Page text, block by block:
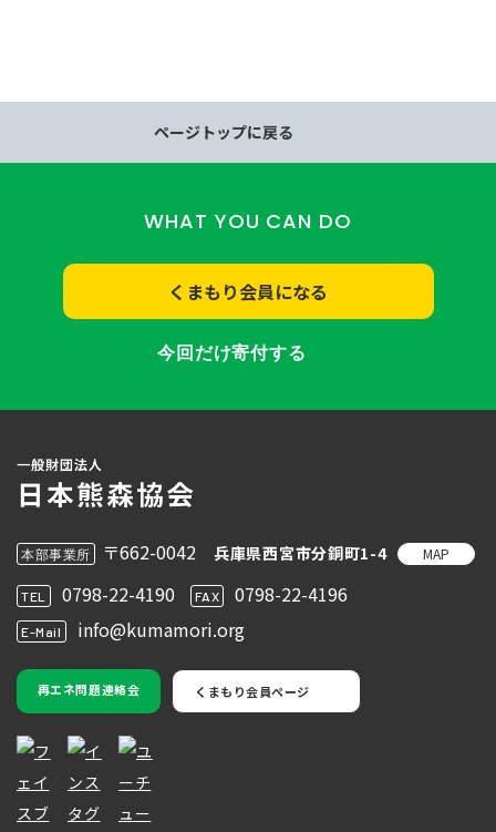
ページトップに戻る
WHAT YOU CAN DO
くまもり会員になる
今回だけ寄付する
本部事業所 〒662-0042 兵庫県西宮市分銅町1-4 MAP
TEL 0798-22-4190 FAX 0798-22-4196
E-Mail info@kumamori.org
再エネ問題連絡会 くまもり会員ページ